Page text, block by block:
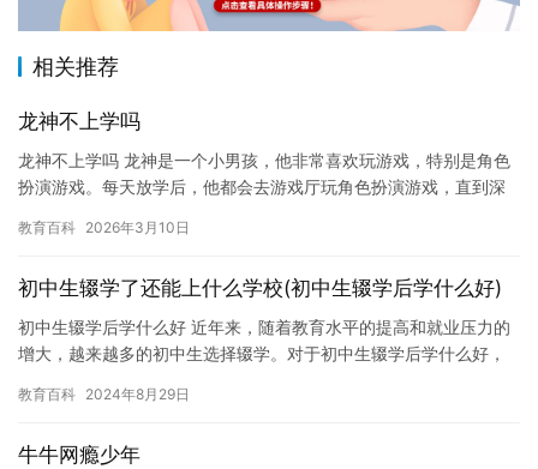
相关推荐
龙神不上学吗
龙神不上学吗 龙神是一个小男孩，他非常喜欢玩游戏，特别是角色
扮演游戏。每天放学后，他都会去游戏厅玩角色扮演游戏，直到深
些…
教育百科 2026年3月10日
初中生辍学了还能上什么学校(初中生辍学后学什么好)
初中生辍学后学什么好 近年来，随着教育水平的提高和就业压力的
增大，越来越多的初中生选择辍学。对于初中生辍学后学什么好，
学习…
教育百科 2024年8月29日
牛牛网瘾少年